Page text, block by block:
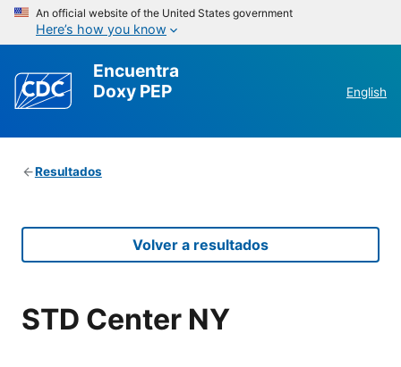
An official website of the United States government
Here’s how you know
Encuentra
Doxy PEP
English
Resultados
Volver a resultados
STD Center NY